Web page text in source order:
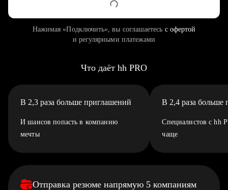
Нажимая «Подключить», вы соглашаетесь с офертой
и регулярными платежами
Что даёт hh PRO
В 2,3 раза больше приглашений
И шансов попасть в компанию
мечты
В 2,4 раза больше
Специалистов с hh
чаще
Отправка резюме напрямую 5 компаниям